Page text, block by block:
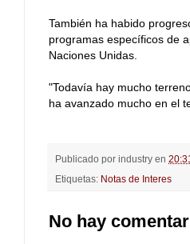
También ha habido
programas específicos de
Naciones Unidas.
"Todavía hay mucho
ha avanzado mucho en el
Publicado por industry en 20:31
Etiquetas: Notas de Interes
No hay